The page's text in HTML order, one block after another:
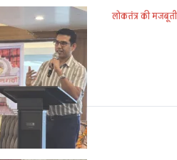
लोकतंत्र की मजबूती